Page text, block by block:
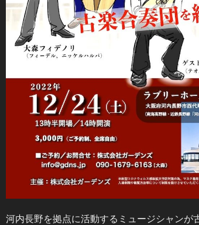
河内長野を拠点に活動するミュージシャンが